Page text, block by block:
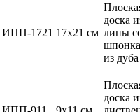
ИПП-1721 17х21 см
доска
липы
из дуба
доска